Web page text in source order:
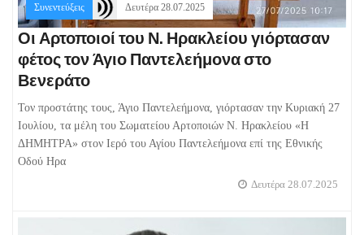
Συνεντεύξεις Δευτέρα 28.07.2025
Οι Αρτοποιοί του Ν. Ηρακλείου γιόρτασαν
φέτος τον Άγιο Παντελεήμονα στο
Βενεράτο
Τον προστάτης τους, Άγιο Παντελεήμονα, γιόρτασαν την Κυριακή 27
Ιουλίου, τα μέλη του Σωματείου Αρτοποιών Ν. Ηρακλείου «Η
ΔΗΜΗΤΡΑ» στον Ιερό του Αγίου Παντελεήμονα επί της Εθνικής
Οδού Ηρα
Δευτέρα 28.07.2025